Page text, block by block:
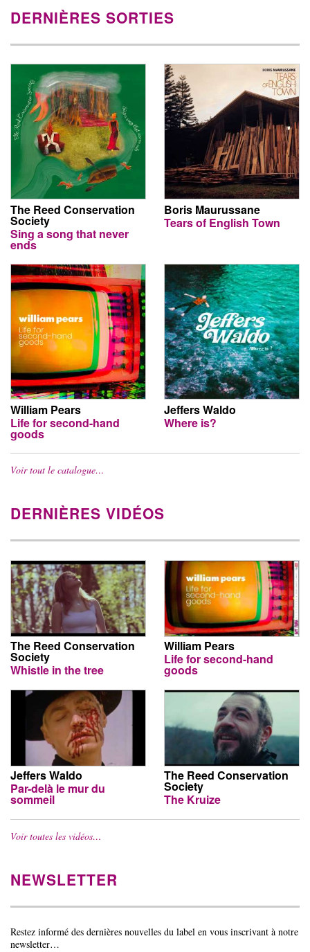
DERNIÈRES SORTIES
The Reed Conservation
Society
Sing a song that never
ends
Boris Maurussane
Tears of English Town
William Pears
Life for second-hand
goods
Jeffers Waldo
Where is?
Voir tout le catalogue…
DERNIÈRES VIDÉOS
The Reed Conservation
Society
Whistle in the tree
William Pears
Life for second-hand
goods
Jeffers Waldo
Par-delà le mur du
sommeil
The Reed Conservation
Society
The Kruize
Voir toutes les vidéos…
NEWSLETTER
Restez informé des dernières nouvelles du label en vous inscrivant à notre
newsletter…